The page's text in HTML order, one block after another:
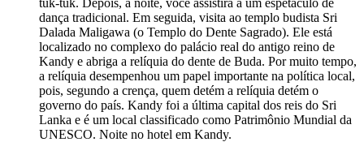
tuk-tuk. Depois, à noite, você assistirá a um espetáculo de
dança tradicional. Em seguida, visita ao templo budista Sri
Dalada Maligawa (o Templo do Dente Sagrado). Ele está
localizado no complexo do palácio real do antigo reino de
Kandy e abriga a relíquia do dente de Buda. Por muito tempo,
a relíquia desempenhou um papel importante na política local,
pois, segundo a crença, quem detém a relíquia detém o
governo do país. Kandy foi a última capital dos reis do Sri
Lanka e é um local classificado como Patrimônio Mundial da
UNESCO. Noite no hotel em Kandy.